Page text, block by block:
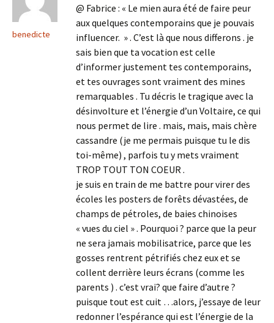
benedicte
@ Fabrice : « Le mien aura été de faire peur
aux quelques contemporains que je pouvais
influencer. » . C’est là que nous differons . je
sais bien que ta vocation est celle
d’informer justement tes contemporains,
et tes ouvrages sont vraiment des mines
remarquables . Tu décris le tragique avec la
désinvolture et l’énergie d’un Voltaire, ce qui
nous permet de lire . mais, mais, mais chère
cassandre (je me permais puisque tu le dis
toi-même) , parfois tu y mets vraiment
TROP TOUT TON COEUR .
je suis en train de me battre pour virer des
écoles les posters de forêts dévastées, de
champs de pétroles, de baies chinoises
« vues du ciel » . Pourquoi ? parce que la peur
ne sera jamais mobilisatrice, parce que les
gosses rentrent pétrifiés chez eux et se
collent derrière leurs écrans (comme les
parents ) . c’est vrai? que faire d’autre ?
puisque tout est cuit …alors, j’essaye de leur
redonner l’espérance qui est l’énergie de la